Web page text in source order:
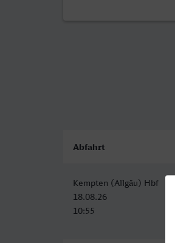
Abfahrt
Kempten (Allgäu) Hbf
18.08.26
10:55